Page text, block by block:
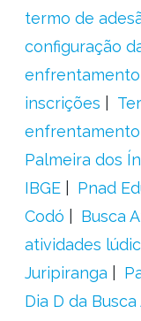
termo de
configuração
inscrições
Palmeira dos
IBGE
Pnad
Codó
Busca
atividades
Juripiranga
Dia D da